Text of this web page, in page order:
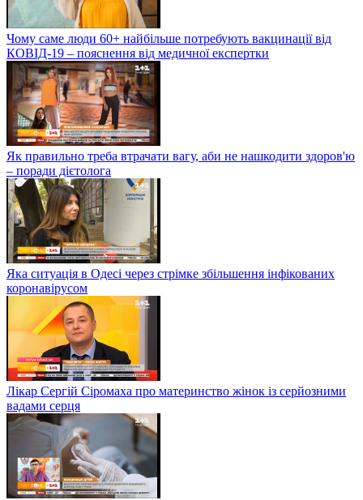
Чому саме люди 60+ найбільше потребують вакцинації від
КОВІД-19 – пояснення від медичної експертки
Як правильно треба втрачати вагу, аби не нашкодити здоров'ю
– поради дієтолога
Яка ситуація в Одесі через стрімке збільшення інфікованих
коронавірусом
Лікар Сергій Сіромаха про материнство жінок із серйозними
вадами серця